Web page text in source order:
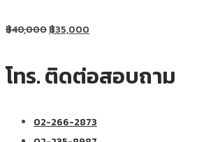
฿40,000฿35,000
โทร. ติดต่อสอบถาม
02-266-2873